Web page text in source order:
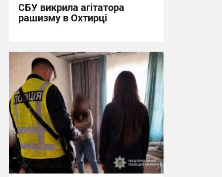
СБУ викрила агітатора
рашизму в Охтирці
13:34 вчора